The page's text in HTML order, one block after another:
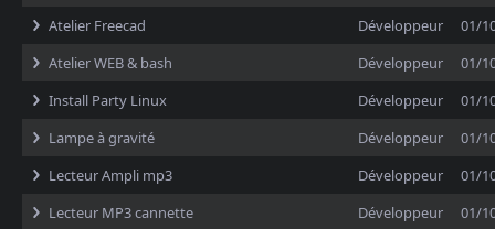
Atelier Freecad
Développeur
01/
Atelier WEB & bash
Développeur
01/
Install Party Linux
Développeur
01/
Lampe à gravité
Développeur
01/
Lecteur Ampli mp3
Développeur
01/
Lecteur MP3 cannette
Développeur
01/